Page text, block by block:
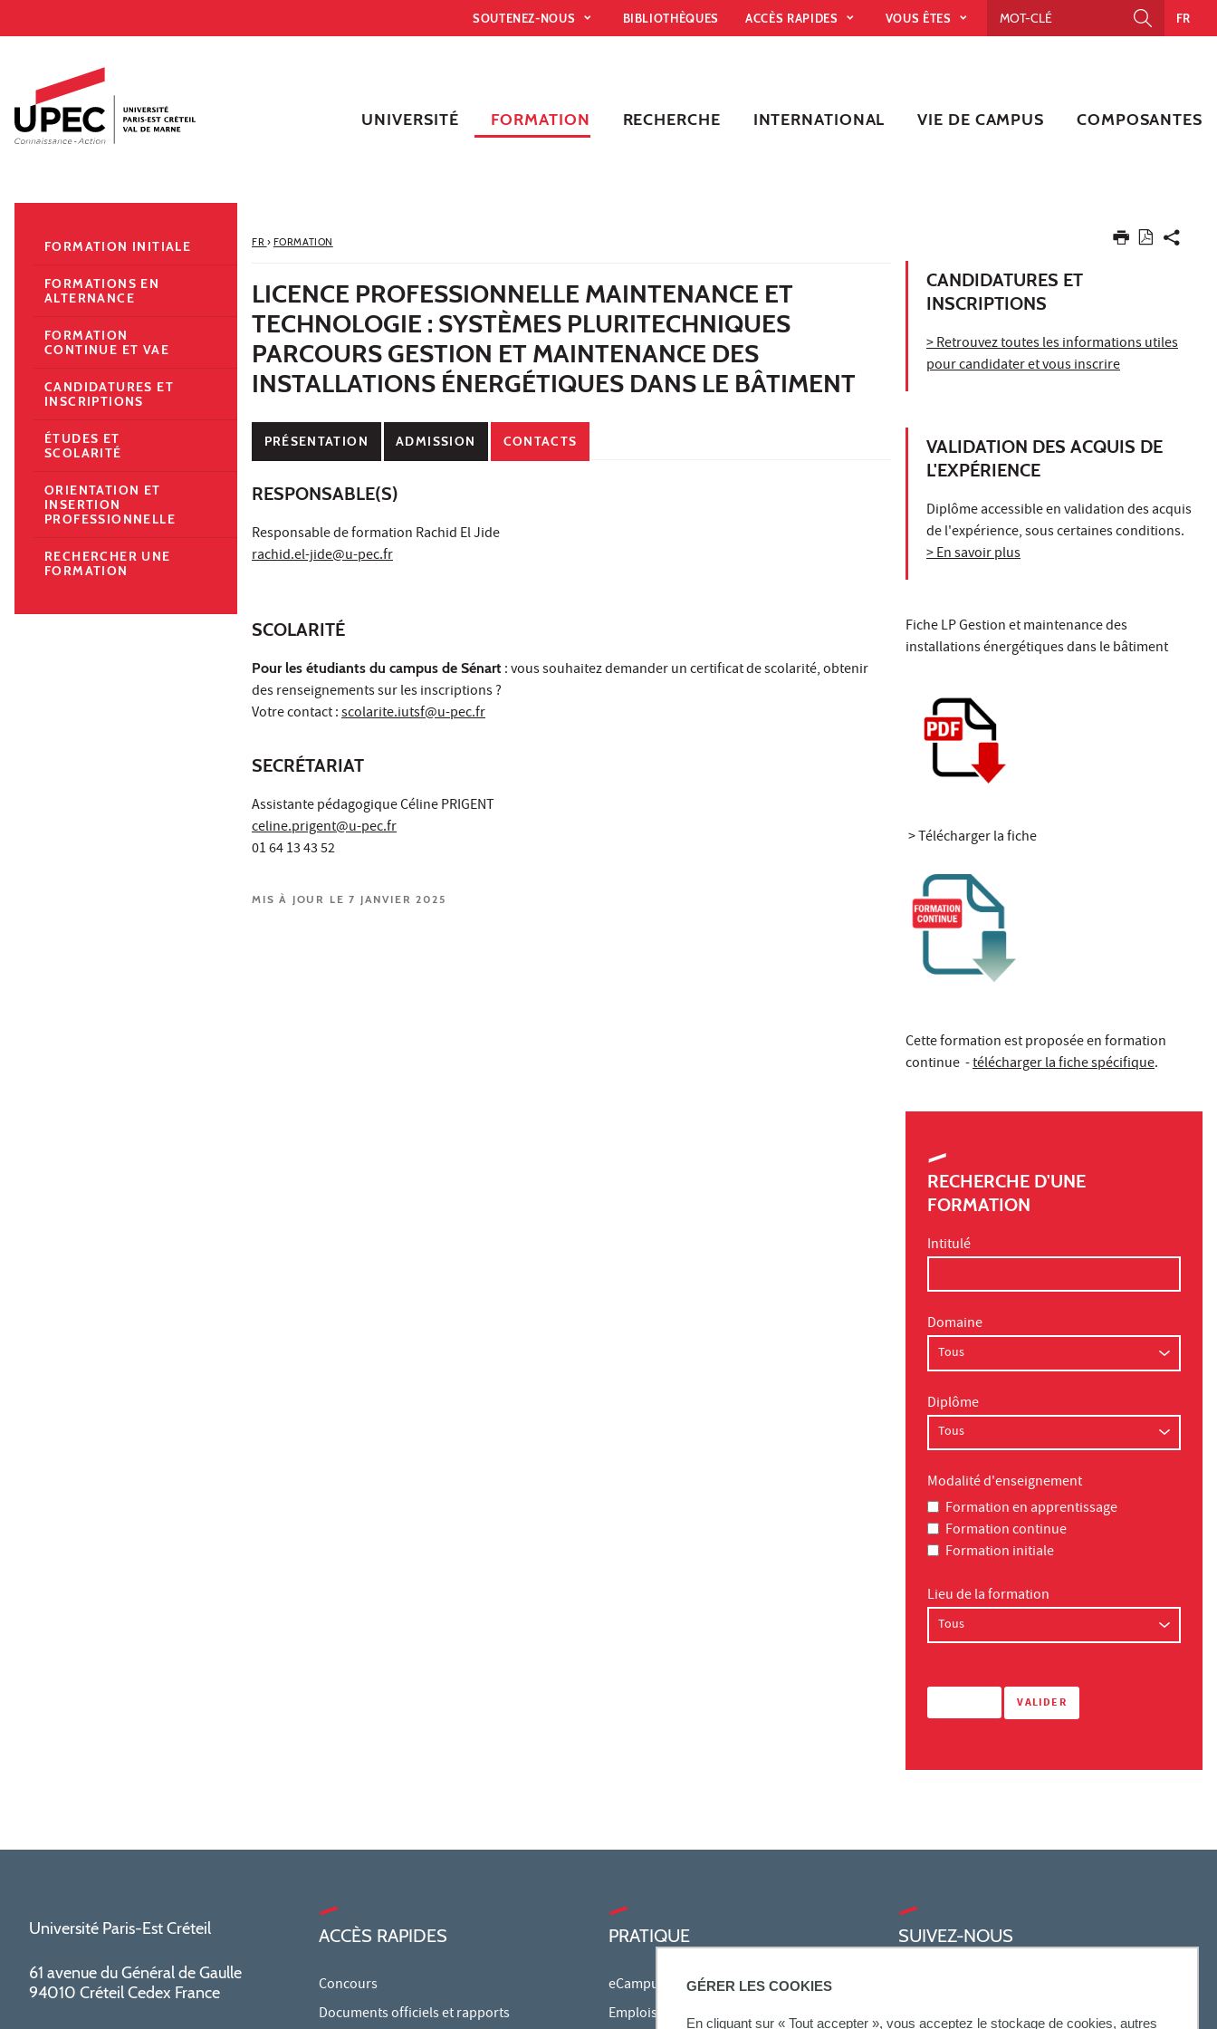
GÉRER LES COOKIES
En cliquant sur « Tout accepter », vous acceptez le stockage de cookies, autres
Accès directs
Recherche
Navigation secondaire
SOUTENEZ-NOUS BIBLIOTHÈQUES ACCÈS RAPIDES VOUS ÊTES FR
UNIVERSITÉ FORMATION RECHERCHE INTERNATIONAL VIE DE CAMPUS COMPOSANTES
FR › FORMATION
LICENCE PROFESSIONNELLE MAINTENANCE ET
TECHNOLOGIE : SYSTÈMES PLURITECHNIQUES
PARCOURS GESTION ET MAINTENANCE DES
INSTALLATIONS ÉNERGÉTIQUES DANS LE BÂTIMENT
PRÉSENTATION ADMISSION CONTACTS
RESPONSABLE(S)
Responsable de formation Rachid El Jide
rachid.el-jide@u-pec.fr
SCOLARITÉ
Pour les étudiants du campus de Sénart : vous souhaitez demander un certificat de scolarité, obtenir
des renseignements sur les inscriptions ?
Votre contact :scolarite.iutsf@u-pec.fr
SECRÉTARIAT
Assistante pédagogique Céline PRIGENT
celine.prigent@u-pec.fr
01 64 13 43 52
MIS À JOUR LE 7 JANVIER 2025
CANDIDATURES ET
INSCRIPTIONS
> Retrouvez toutes les informations utiles
pour candidater et vous inscrire
VALIDATION DES ACQUIS DE
L'EXPÉRIENCE
Diplôme accessible en validation des acquis
de l'expérience, sous certaines conditions.
> En savoir plus
Fiche LP Gestion et maintenance des
installations énergétiques dans le bâtiment
>Télécharger la fiche
Cette formation est proposée en formation
continue -télécharger la fiche spécifique.
RECHERCHE D'UNE
FORMATION
Intitulé
Domaine
Diplôme
Modalité d'enseignement
Formation en apprentissage
Formation continue
Formation initiale
Lieu de la formation
FORMATION INITIALE
FORMATIONS EN
ALTERNANCE
FORMATION
CONTINUE ET VAE
CANDIDATURES ET
INSCRIPTIONS
ÉTUDES ET
SCOLARITÉ
ORIENTATION ET
INSERTION
PROFESSIONNELLE
RECHERCHER UNE
FORMATION
Université Paris-Est Créteil
61 avenue du Général de Gaulle
94010 Créteil Cedex France
ACCÈS RAPIDES
Concours
Documents officiels et rapports
PRATIQUE
eCampus
Emplois du temps en ligne
SUIVEZ-NOUS